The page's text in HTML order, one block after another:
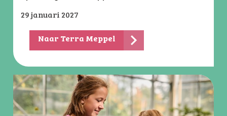
29 januari 2027
Naar Terra Meppel